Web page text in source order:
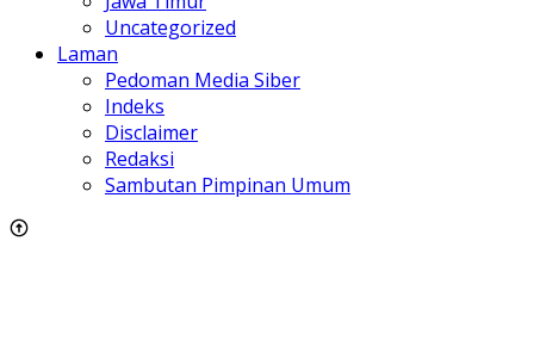
Uncategorized
Laman
Pedoman Media Siber
Indeks
Disclaimer
Redaksi
Sambutan Pimpinan Umum